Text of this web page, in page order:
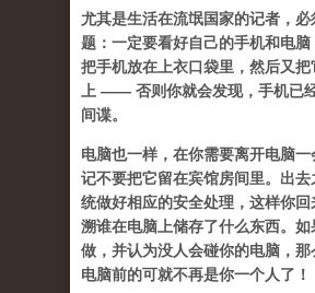
尤其是生活在流氓国家的记者，必
题：一定要看好自己的手机和电
把手机放在上衣口袋里，然后又
上 —— 否则你就会发现，手机已
间谍。
电脑也一样，在你需要离开电脑一
记不要把它留在宾馆房间里。出
统做好相应的安全处理，这样你回
溯谁在电脑上储存了什么东西。如
做，并认为没人会碰你的电脑，
电脑前的可就不再是你一个人了！